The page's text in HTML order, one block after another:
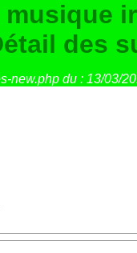
des
new.php du : 13/03/